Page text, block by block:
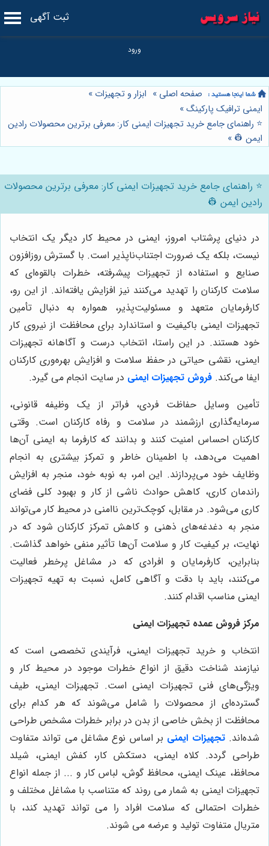
ثبت آگهی
صفحه اصلی » ابزار و تجهیزات »
ایمنی ترافیک پارکینگ»
⭐️ راهنمای جامع خرید تجهیزات ایمنی کار: معرفی برترین محصولات رادین
ایمن 👷 »
⭐️ راهنمای جامع خرید تجهیزات ایمنی کار: معرفی برترین محصولات
رادین ایمن 👷
در دنیای پرشتاب امروز، ایمنی در محیط کار دیگر یک انتخاب
نیست، بلکه یک ضرورت اجتناب‌ناپذیر است. با گسترش روزافزون
صنایع و استفاده از تجهیزات پیشرفته، خطرات بالقوه‌ای که
سلامت کارکنان را تهدید می‌کنند نیز افزایش یافته‌اند. از این رو،
کارفرمایان متعهد و مسئولیت‌پذیر، همواره به دنبال تأمین
تجهیزات ایمنی باکیفیت و استاندارد برای محافظت از نیروی کار
خود هستند. در این راستا، انتخاب درست و آگاهانه تجهیزات
ایمنی، نقشی حیاتی در حفظ سلامت و افزایش بهره‌وری کارکنان
ایفا می‌کند. فروش تجهیزات ایمنی در سایت انجام می گیرد.
تأمین وسایل حفاظت فردی، فراتر از یک وظیفه قانونی،
سرمایه‌گذاری ارزشمند در سلامت و رفاه کارکنان است. وقتی
کارکنان احساس امنیت کنند و بدانند که کارفرما به ایمنی آن‌ها
اهمیت می‌دهد، با اطمینان خاطر و تمرکز بیشتری به انجام
وظایف خود می‌پردازند. این امر، به نوبه خود، منجر به افزایش
راندمان کاری، کاهش حوادث ناشی از کار و بهبود کلی فضای
کاری می‌شود. در مقابل، کوچک‌ترین ناامنی در محیط کار می‌تواند
منجر به دغدغه‌های ذهنی و کاهش تمرکز کارکنان شود که در
نهایت، بر کیفیت کار و سلامت آن‌ها تأثیر منفی خواهد گذاشت.
بنابراین، کارفرمایان و افرادی که در مشاغل پرخطر فعالیت
می‌کنند، باید با دقت و آگاهی کامل، نسبت به تهیه تجهیزات
ایمنی مناسب اقدام کنند.
مرکز فروش عمده تجهیزات ایمنی
انتخاب و خرید تجهیزات ایمنی، فرآیندی تخصصی است که
نیازمند شناخت دقیق از انواع خطرات موجود در محیط کار و
ویژگی‌های فنی تجهیزات ایمنی است. تجهیزات ایمنی، طیف
گسترده‌ای از محصولات را شامل می‌شوند که هر کدام برای
محافظت از بخش خاصی از بدن در برابر خطرات مشخص طراحی
شده‌اند.تجهیزات ایمنی بر اساس نوع مشاغل می تواند متفاوت
طراحی گردد. کلاه ایمنی، دستکش کار، کفش ایمنی، شیلد
محافظ، عینک ایمنی، محافظ گوش، لباس کار و ... از جمله انواع
تجهیزات ایمنی به شمار می روند که متناسب با مشاغل مختلف و
خطرات احتمالی که سلامت افراد را می تواند تهدید کند، با
متریال متفاوت تولید و عرضه می شوند.